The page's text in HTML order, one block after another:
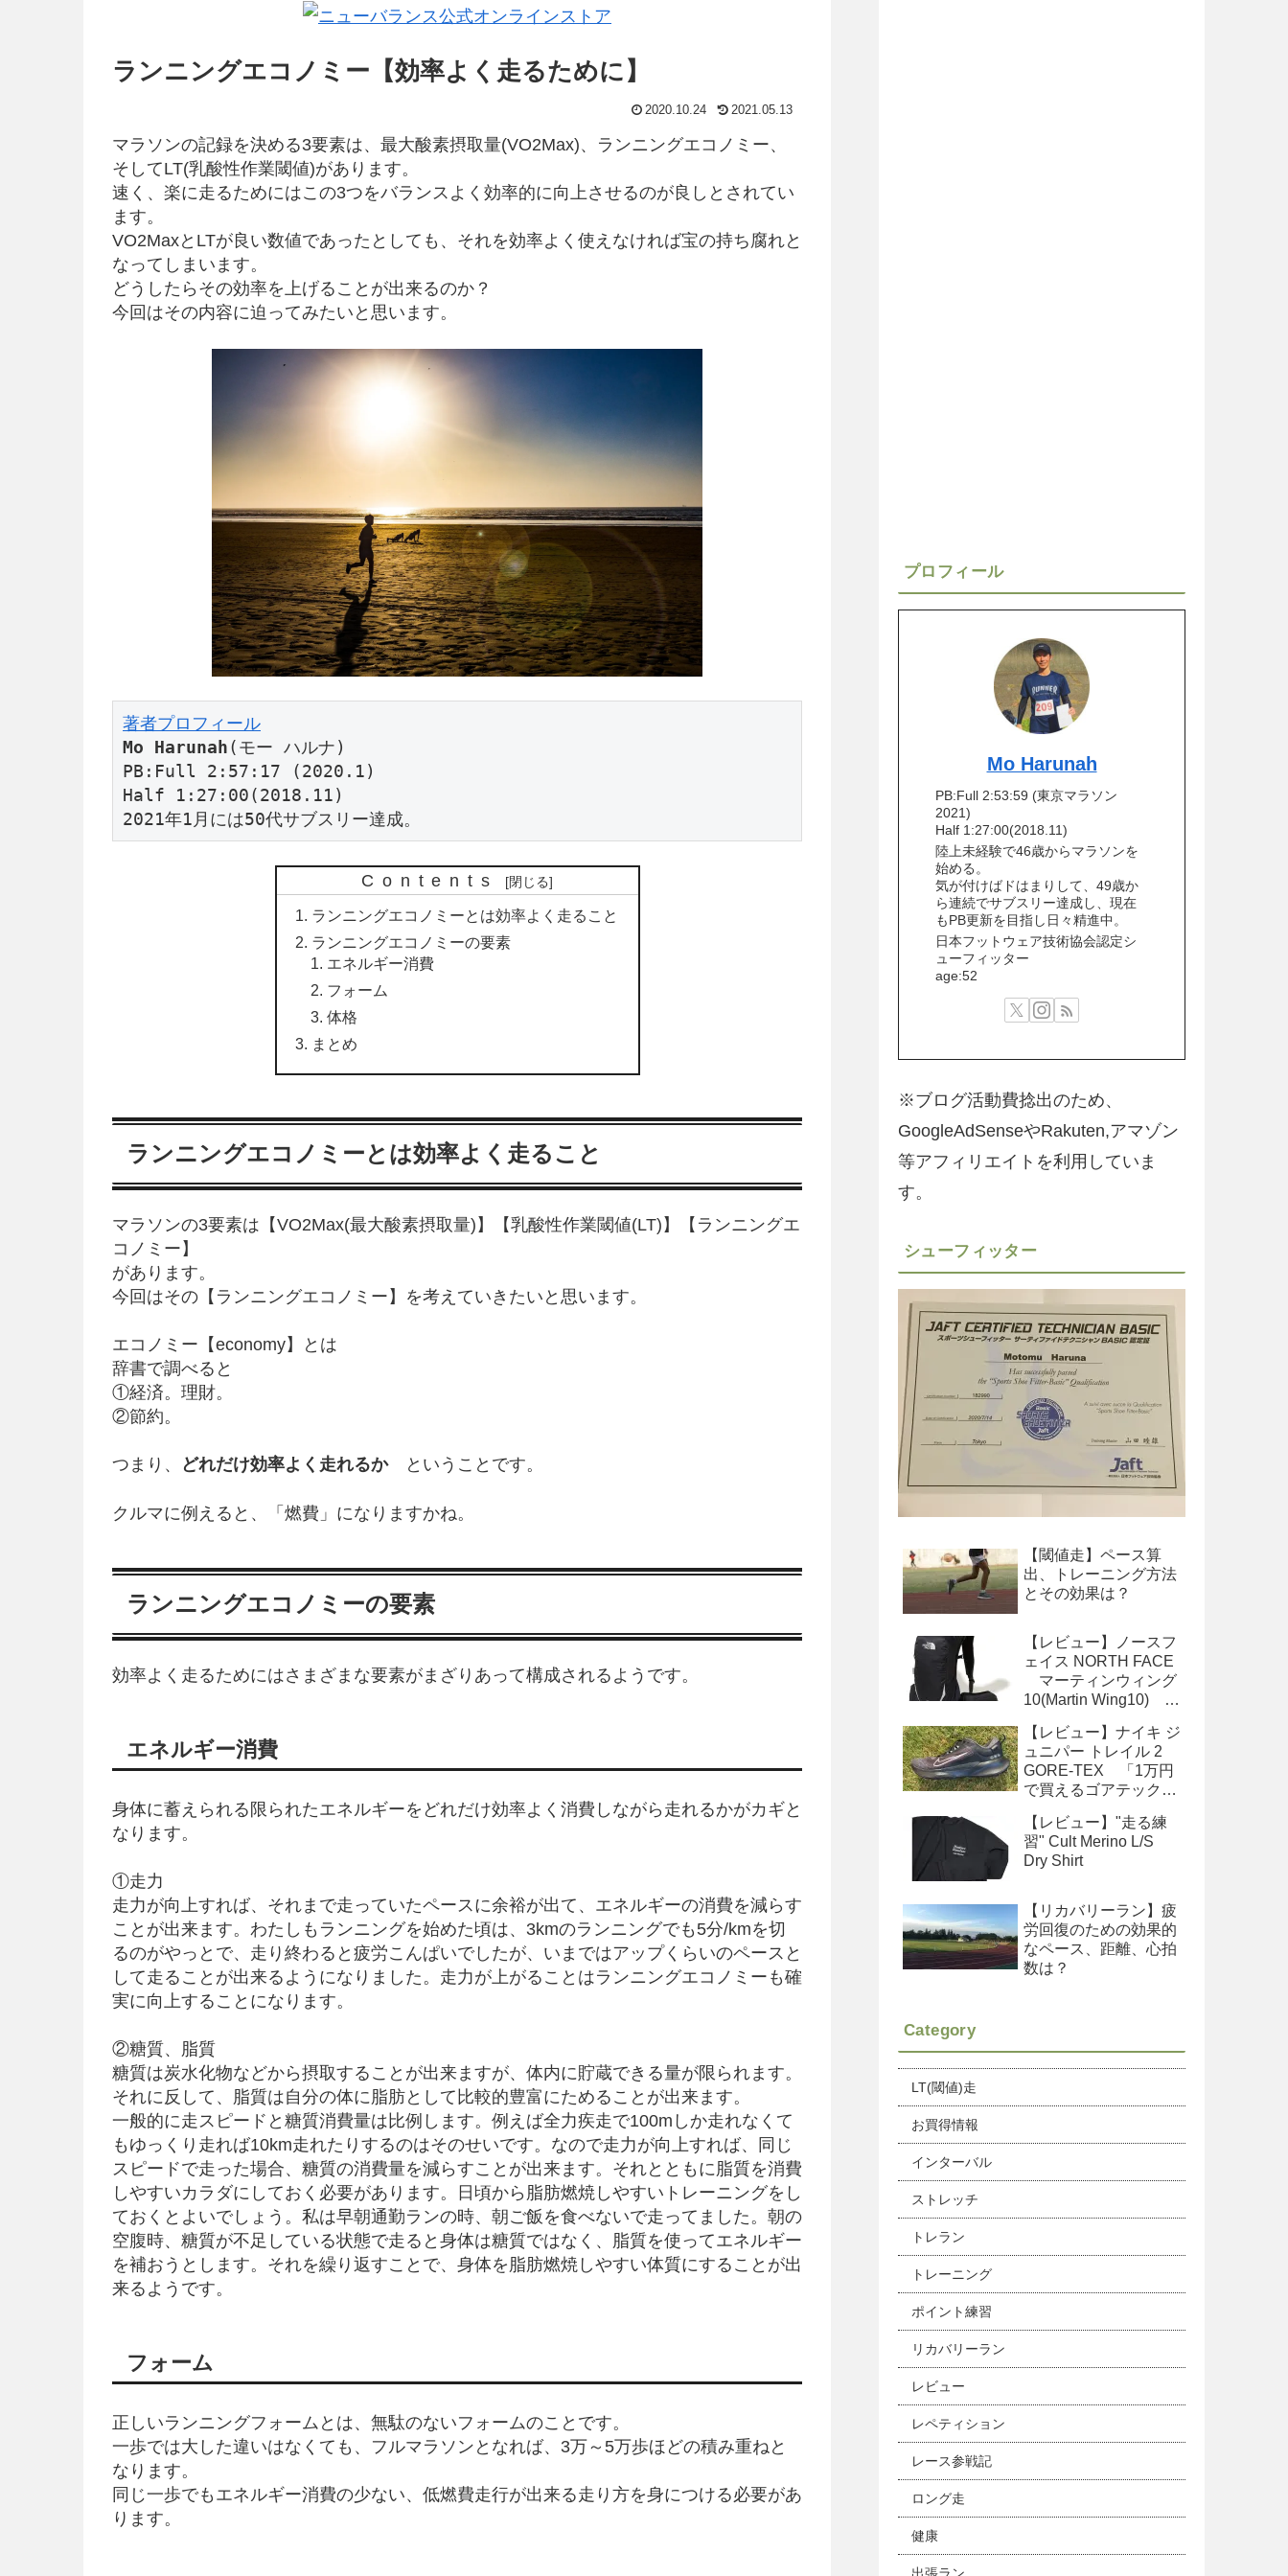
ランニングエコノミー【効率よく走るために】
2020.10.24 2021.05.13
マラソンの記録を決める3要素は、最大酸素摂取量(VO2Max)、ランニングエコノミー、
そしてLT(乳酸性作業閾値)があります。
速く、楽に走るためにはこの3つをバランスよく効率的に向上させるのが良しとされてい
ます。
VO2MaxとLTが良い数値であったとしても、それを効率よく使えなければ宝の持ち腐れと
なってしまいます。
どうしたらその効率を上げることが出来るのか？
今回はその内容に迫ってみたいと思います。
著者プロフィール
Mo Harunah(モー ハルナ)
PB:Full 2:57:17 (2020.1)
Half 1:27:00(2018.11)
2021年1月には50代サブスリー達成。
Contents
ランニングエコノミーとは効率よく走ること
ランニングエコノミーの要素
エネルギー消費
フォーム
体格
まとめ
ランニングエコノミーとは効率よく走ること
マラソンの3要素は【VO2Max(最大酸素摂取量)】【乳酸性作業閾値(LT)】【ランニングエ
コノミー】
があります。
今回はその【ランニングエコノミー】を考えていきたいと思います。
エコノミー【economy】とは
辞書で調べると
①経済。理財。
②節約。
つまり、 どれだけ効率よく走れるかということです。
クルマに例えると、「燃費」になりますかね。
ランニングエコノミーの要素
効率よく走るためにはさまざまな要素がまざりあって構成されるようです。
エネルギー消費
身体に蓄えられる限られたエネルギーをどれだけ効率よく消費しながら走れるかがカギと
なります。
①走力
走力が向上すれば、それまで走っていたペースに余裕が出て、エネルギーの消費を減らす
ことが出来ます。わたしもランニングを始めた頃は、3kmのランニングでも5分/kmを切
るのがやっとで、走り終わると疲労こんぱいでしたが、いまではアップくらいのペースと
して走ることが出来るようになりました。走力が上がることはランニングエコノミーも確
実に向上することになります。
②糖質、脂質
糖質は炭水化物などから摂取することが出来ますが、体内に貯蔵できる量が限られます。
それに反して、脂質は自分の体に脂肪として比較的豊富にためることが出来ます。
一般的に走スピードと糖質消費量は比例します。例えば全力疾走で100mしか走れなくて
もゆっくり走れば10km走れたりするのはそのせいです。なので走力が向上すれば、同じ
スピードで走った場合、糖質の消費量を減らすことが出来ます。それとともに脂質を消費
しやすいカラダにしておく必要があります。日頃から脂肪燃焼しやすいトレーニングをし
ておくとよいでしょう。私は早朝通勤ランの時、朝ご飯を食べないで走ってました。朝の
空腹時、糖質が不足している状態で走ると身体は糖質ではなく、脂質を使ってエネルギー
を補おうとします。それを繰り返すことで、身体を脂肪燃焼しやすい体質にすることが出
来るようです。
フォーム
正しいランニングフォームとは、無駄のないフォームのことです。
一歩では大した違いはなくても、フルマラソンとなれば、3万～5万歩ほどの積み重ねと
なります。
同じ一歩でもエネルギー消費の少ない、低燃費走行が出来る走り方を身につける必要があ
ります。
プロフィール
Mo Harunah
PB:Full 2:53:59 (東京マラソン
2021)
Half 1:27:00(2018.11)
陸上未経験で46歳からマラソンを
始める。
気が付けばドはまりして、49歳か
ら連続でサブスリー達成し、現在
もPB更新を目指し日々精進中。
日本フットウェア技術協会認定シ
ューフィッター
age:52
※ブログ活動費捻出のため、
GoogleAdSenseやRakuten,アマゾン
等アフィリエイトを利用していま
す。
シューフィッター
【閾値走】ペース算
出、トレーニング方法
とその効果は？
【レビュー】ノースフ
ェイス NORTH FACE
マーティンウィング
10(Martin Wing10) サ
使い方
【レビュー】ナイキ ジ
ュニパー トレイル 2
GORE-TEX 「1万円
で買えるゴアテックス
【レビュー】"走る練
習" Cult Merino L/S
Dry Shirt
【リカバリーラン】疲
労回復のための効果的
なペース、距離、心拍
数は？
Category
LT(閾値)走
お買得情報
インターバル
ストレッチ
トレラン
トレーニング
ポイント練習
リカバリーラン
レビュー
レペティション
レース参戦記
ロング走
健康